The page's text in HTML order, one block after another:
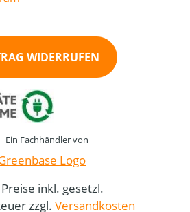
WIDERRUFEN
Ein Fachhändler von
inkl. gesetzl.
zzgl. Versandkosten